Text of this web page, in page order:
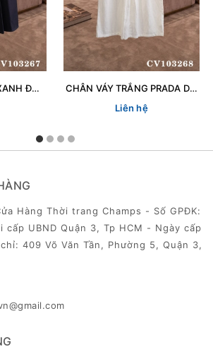
CHÂN VÁY XẾP LY XANH ĐEN CH 103267
CHÂN VÁY TRẮNG PRADA DN 103268
Liên hệ
Hàng Thời trang Champs - Số GPĐK:
cấp UBND Quận 3, Tp HCM - Ngày cấp
409 Võ Văn Tần, Phường 5, Quận 3,